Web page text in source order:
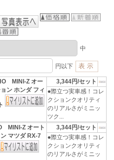
中
円以下
MINI-Z オー
ン ホンダ フィ
3,344円/セット
●際立つ実車感！コレ
クションクオリティ
のリアルさがミニッ
ツク...
MINI-Z オート
マツダ RX-7
3,344円/セット
●際立つ実車感！コレ
クションクオリティ
のリアルさがミニッ